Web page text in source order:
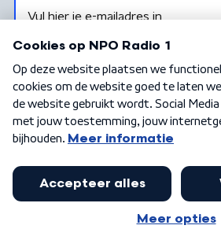
Algemene voorwaarden